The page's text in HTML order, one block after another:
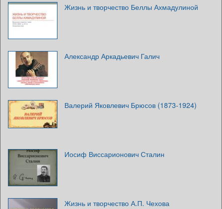
Жизнь и творчество Беллы Ахмадулиной
Александр Аркадьевич Галич
Валерий Яковлевич Брюсов (1873-1924)
Иосиф Виссарионович Сталин
Жизнь и творчество А.П. Чехова